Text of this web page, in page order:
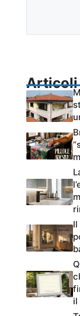
Articoli
Il
il